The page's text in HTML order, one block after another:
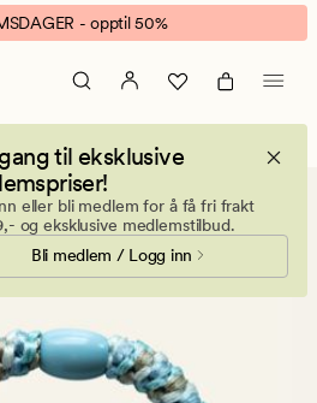
- opptil 50%
til eksklusive
eller bli medlem for å få fri frakt
og eksklusive medlemstilbud.
Bli medlem / Logg inn
Håraccessories